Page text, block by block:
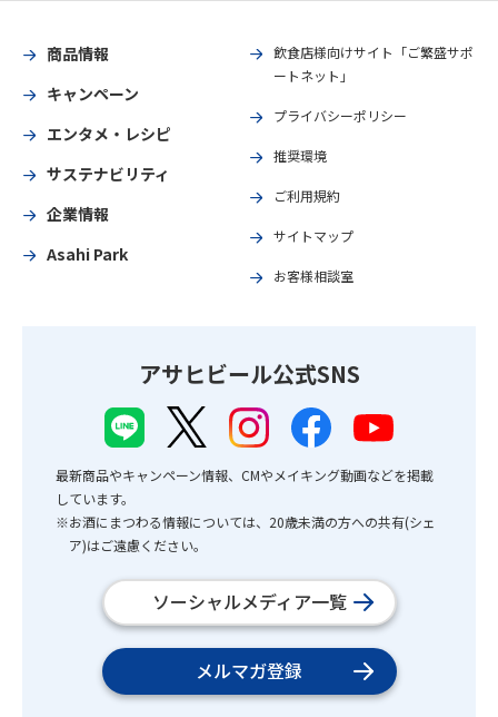
商品情報
キャンペーン
エンタメ・レシピ
サステナビリティ
企業情報
Asahi Park
飲食店様向けサイト「ご繁盛サポ
ートネット」
プライバシーポリシー
推奨環境
ご利用規約
サイトマップ
お客様相談室
アサヒビール公式SNS
最新商品やキャンペーン情報、CMやメイキング動画などを掲載
しています。
※お酒にまつわる情報については、20歳未満の方への共有(シェ
ア)はご遠慮ください。
ソーシャルメディア一覧
メルマガ登録